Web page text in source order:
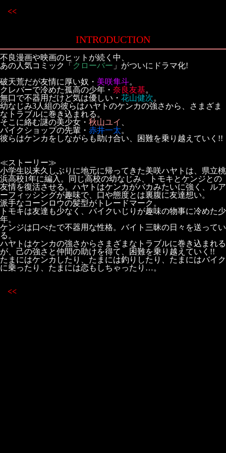
<<
INTRODUCTION
不良漫画や映画のヒットが続く中、
あの人気コミック「 クローバー 」がついにドラマ化!
破天荒だが友情に厚い奴・ 美咲隼斗。
クレバーで冷めた孤高の少年・ 奈良友基。
無口で不器用だけど気は優しい・ 花山健次。
幼なじみ3人組の彼らはハヤトのケンカの強さから、さまざま
なトラブルに巻き込まれる。
そこに絡む謎の美少女・ 秋山ユイ
バイクショップの先輩・ 赤井一太。
彼らはケンカをしながらも助け合い、困難を乗り越えていく!!
≪ストーリー≫
小学生以来久しぶりに地元に帰ってきた美咲ハヤトは、県立桃
浜高校1年に編入。同じ高校の幼なじみ、トモキとケンジとの
友情を復活させる。ハヤトはケンカがバカみたいに強く、ルア
ーフィッシングが趣味で、口や態度とは裏腹に友達想い。
派手なコーンロウの髪型がトレードマーク。
トモキは友達も少なく、バイクいじりが趣味の物事に冷めた少
年。
ケンジは口べたで不器用な性格。バイト三昧の日々を送ってい
る。
ハヤトはケンカの強さからさまざまなトラブルに巻き込まれる
が、己の強さと仲間の助けを得て、困難を乗り越えていく!!
たまにはケンカしたり、たまには釣りしたり、たまにはバイク
に乗ったり、たまには恋もしちゃったり…。
<<